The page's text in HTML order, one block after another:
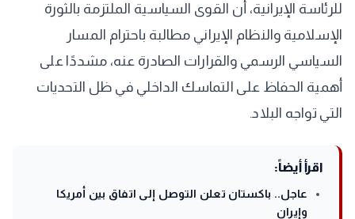
للرئاسة الإيرانية، أن القوى السياسية الملتزمة بالثورة
الإسلامية والنظام الإيراني مطالبة باحترام المسار
السياسي الرسمي والقرارات الصادرة عنه، مشددًا على
أهمية الحفاظ على التماسك الداخلي في ظل التحديات
التي تواجه البلاد.
اقرأ أيضاً:
عاجل.. باكستان تعلن التوصل إلى اتفاق بين أمريكا
وإيران